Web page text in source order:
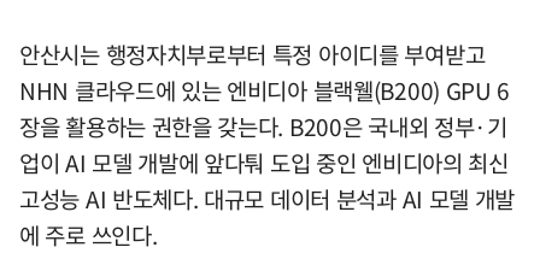
안산시는 행정자치부로부터 특정 아이디를 부여받고
NHN 클라우드에 있는 엔비디아 블랙웰(B200) GPU 6
장을 활용하는 권한을 갖는다. B200은 국내외 정부·기
업이 AI 모델 개발에 앞다퉈 도입 중인 엔비디아의 최신
고성능 AI 반도체다. 대규모 데이터 분석과 AI 모델 개발
에 주로 쓰인다.